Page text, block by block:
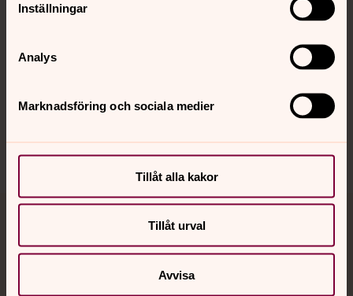
Inställningar
Analys
Marknadsföring och sociala medier
Tillåt alla kakor
Tillåt urval
Avvisa
Sociala kanaler
Jourhavande präst
med en präst på kvällar och nätter.